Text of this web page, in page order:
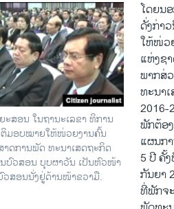
ສອນ ໃນຖານະເລຂາ ທິການ
ມອບໝາຍໃຫ້ໜ່ວຍງານຄົ້ນ
ດການພັດ ທະນາເສດຖະກິດ
ບົວສອນ ບຸບຜາວັນ ເປັນຫົວໜ້າ
ສອນນັ່ງຢູ່ດ້ານໜ້າຂວາມື.
ໂດຍນ
ດັ່ງກ່າ
ໃຫ້ໜ່ວ
ແຫ່ງຊ
ພາກສ່
ທະນາ
2016-
ພັກຕ້ອ
ແຜນກ
5 ປີ ຄັ້
ກັນຍາ
ທີ່ພັກຈ